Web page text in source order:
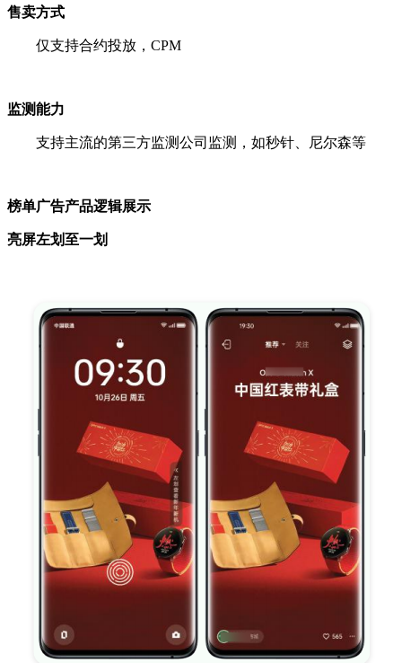
售卖方式
仅支持合约投放，CPM
监测能力
支持主流的第三方监测公司监测，如秒针、尼尔森等
榜单广告产品逻辑展示
亮屏左划至一划